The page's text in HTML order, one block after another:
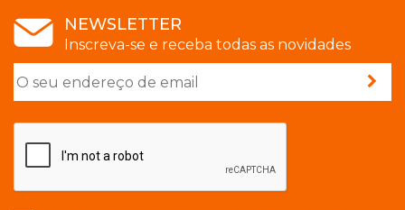
NEWSLETTER
Inscreva-se e receba todas as novidades